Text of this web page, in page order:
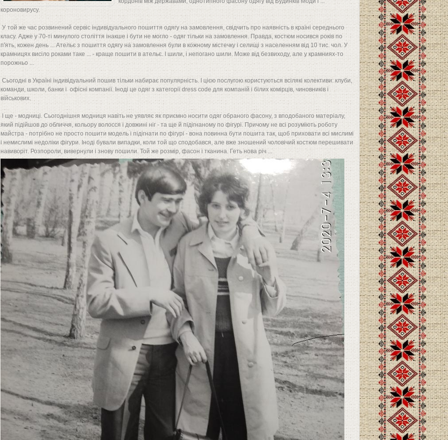
короновирусу.
У той же час розвинений сервіс індивідуального пошиття одягу на замовлення, свідчить про наявність в країні середнього
класу. Адже у 70-ті минулого століття інакше і бути не могло - одяг тільки на замовлення. Правда, костюм носився років по
п'ять, кожен день ... Ательє з пошиття одягу на замовлення були в кожному містечку і селищі з населенням від 10 тис. чол. У
крамницях висіло роками таке ... - краще пошити в ательє. І шили, і непогано шили. Може від безвиходу, але у крамниях-то
порожньо ...
Сьогодні в Україні індивідуальний пошив тільки набирає популярність. І цією послугою користуються всілякі колективи: клуби,
команди, школи, банки і офісні компанії. Іноді це одяг з категорії dress code для компаній і білих комірців, чиновників і
військових.
І ще - модниці. Сьогоднішня модниця навіть не уявляє як приємно носити одяг обраного фасону, з вподобаного матеріалу,
який підійшов до обличчя, кольору волосся і довжині ніг - та ще й підігнаному по фігурі. Причому не всі розуміють роботу
майстра - потрібно не просто пошити модель і підігнати по фігурі - вона повинна бути пошита так, щоб приховати всі мислимі
і немислимі недоліки фігури. Іноді бували випадки, коли той що сподобався, але вже зношений чоловічий костюм перешивати
навиворіт. Розпороли, вивернули і знову пошили. Той же розмір, фасон і тканина. Геть нова річ ...